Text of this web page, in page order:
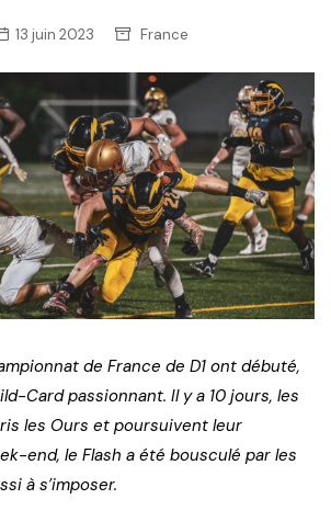
13 juin 2023 France
de France de D1 ont débuté,
Card passionnant. Il y a 10 jours, les
les Ours et poursuivent leur
end, le Flash a été bousculé par les
à s’imposer.